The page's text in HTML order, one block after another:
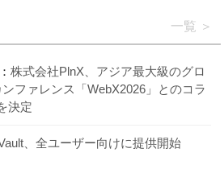
一覧
株式会社PlnX、アジア最大級のグロ
ファレンス「WebX2026」とのコラ
決定
、全ユーザー向けに提供開始